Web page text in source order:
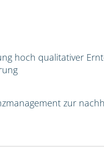
hoch qualitativer
zur